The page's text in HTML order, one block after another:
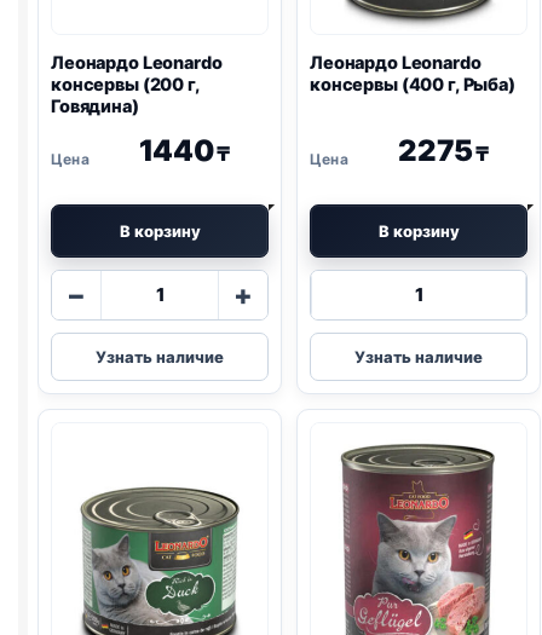
Леонардо Leonardo
консервы (200 г,
Говядина)
1440₸
В корзину
−
Количество
Леонардо
Leonardo
консервы
+
Узнать наличие
Леонардо Leonardo
консервы (400 г, Рыба)
2275₸
В корзину
Количество
Леонардо
Leonardo
консервы
г,
Рыба)
Узнать наличие